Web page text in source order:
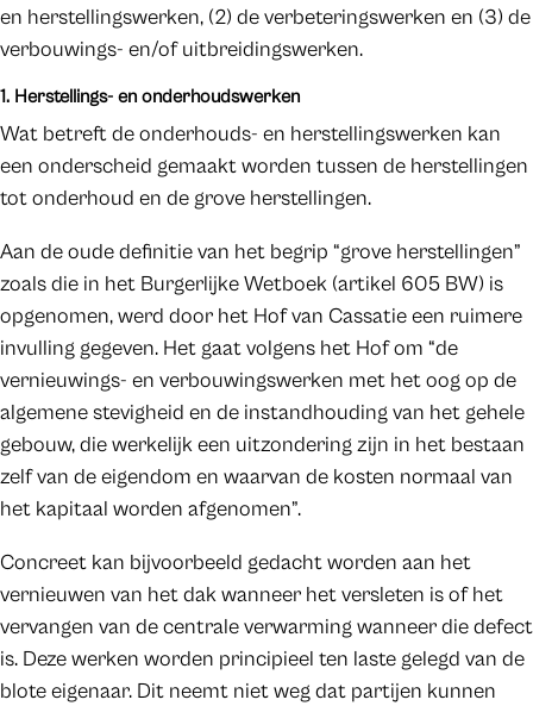
en herstellingswerken, (2) de verbeteringswerken en (3) de
verbouwings- en/of uitbreidingswerken.
1. Herstellings- en onderhoudswerken
Wat betreft de onderhouds- en herstellingswerken kan
een onderscheid gemaakt worden tussen de herstellingen
tot onderhoud en de grove herstellingen.
Aan de oude definitie van het begrip “grove herstellingen”
zoals die in het Burgerlijke Wetboek (artikel 605 BW) is
opgenomen, werd door het Hof van Cassatie een ruimere
invulling gegeven. Het gaat volgens het Hof om “de
vernieuwings- en verbouwingswerken met het oog op de
algemene stevigheid en de instandhouding van het gehele
gebouw, die werkelijk een uitzondering zijn in het bestaan
zelf van de eigendom en waarvan de kosten normaal van
het kapitaal worden afgenomen”.
Concreet kan bijvoorbeeld gedacht worden aan het
vernieuwen van het dak wanneer het versleten is of het
vervangen van de centrale verwarming wanneer die defect
is. Deze werken worden principieel ten laste gelegd van de
blote eigenaar. Dit neemt niet weg dat partijen kunnen